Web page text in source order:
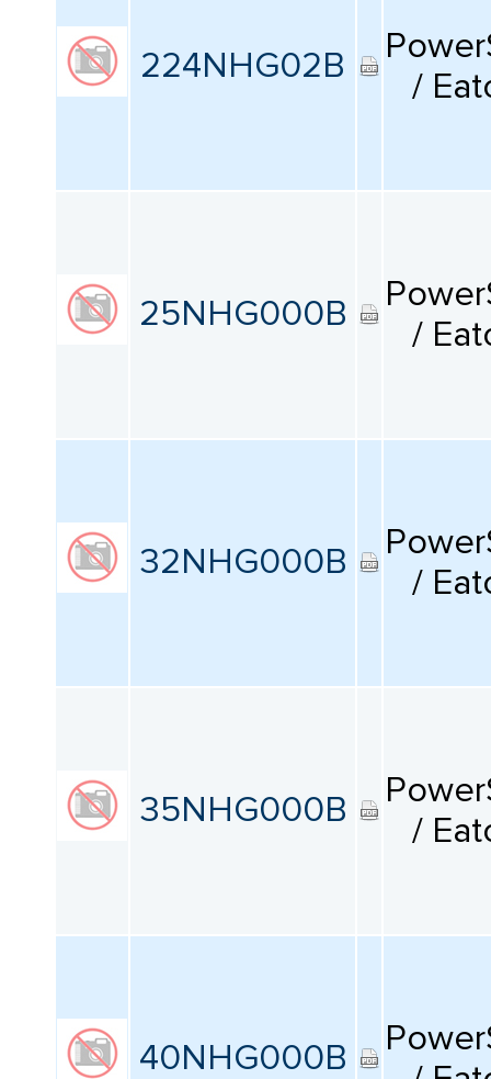
224NHG02B
/
25NHG000B
/
32NHG000B
/
35NHG000B
/
40NHG000B